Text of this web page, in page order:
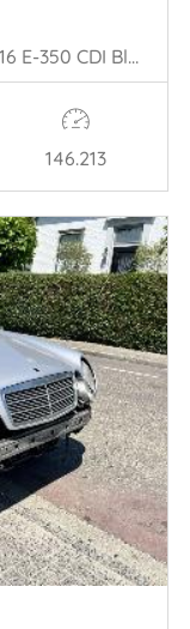
E Estate (S212), Combi, 2009 / 2016 E-350 CDI BlueTEC 3.0 V6 24V
146.213